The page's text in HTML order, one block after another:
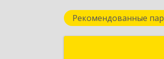
Рекомендованные